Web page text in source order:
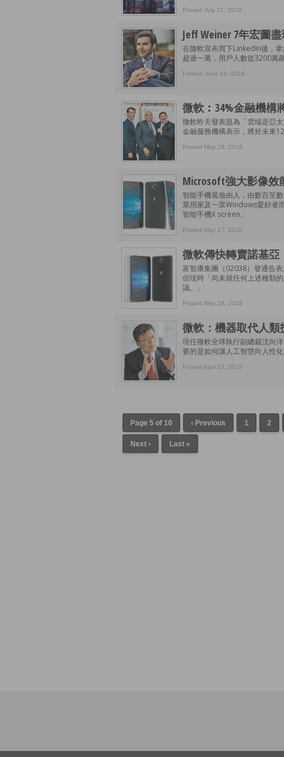
Posted July 21, 2016
Jeff Weiner 7年宏圖
在微軟宣布買下LinkedIn後，
超過一萬，用戶人數從3200萬
Posted June 18, 2016
微軟︰34%金融機構
微軟昨天發表題為「雲端是亞
金融服務機構表示，將於未來
Posted May 18, 2016
Microsoft強大影像效
智能手機風儉由人，由數百至
業用家及一眾Windows愛好者
智能手機X screen。
Posted May 17, 2016
微軟傳快轉賣諾基亞
富智康集團（02038）發通告
但現時「尚未就任何上述種類
議。」
Posted May 16, 2016
微軟：機器取代人類
現任微軟全球執行副總裁沈向
要的是如何讓人工智慧向人性
Posted April 13, 2016
Page 5 of 10 ‹ Previous 1 2
Next › Last »